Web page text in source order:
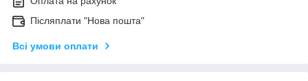
Післяплати "Нова пошта"
Всі умови оплати